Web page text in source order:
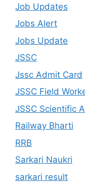
Job Updates
Jobs Alert
Jobs Update
JSSC
Jssc Admit Card
JSSC Field
JSSC Scientific
Railway Bharti
RRB
Sarkari Naukri
sarkari result